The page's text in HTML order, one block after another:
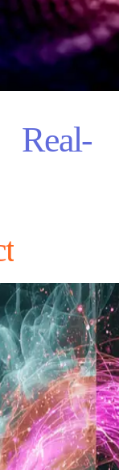
Real-